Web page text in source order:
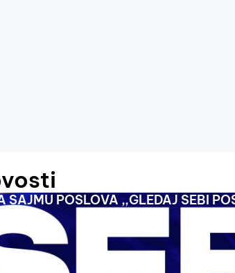
SAJMU POSLOVA ,,GLEDAJ SEBI